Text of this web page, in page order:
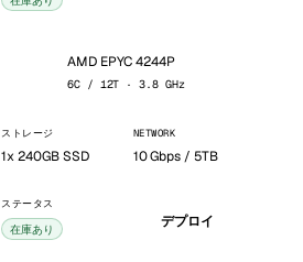
AMD EPYC 4244P
6C / 12T · 3.8 GHz
ストレージ
1x 240GB SSD
NETWORK
10 Gbps / 5TB
ステータス
在庫あり デプロイ